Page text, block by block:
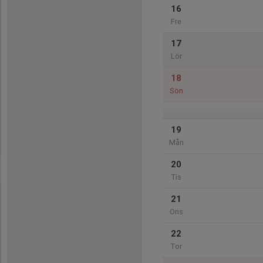
16
Fre
17
Lör
18
Sön
19
Mån
20
Tis
21
Ons
22
Tor